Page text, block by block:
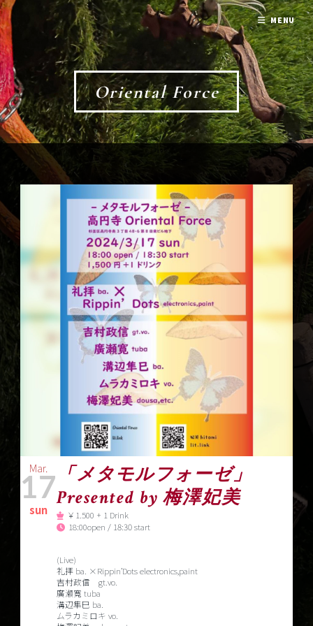
Oriental Force
Mar.
17
sun
「メタモルフォーゼ」
Presented by 梅澤妃美
￥1.500 + 1 Drink
18:00open / 18:30 start
(Live)
礼拝 ba. ×Rippin’Dots electronics,paint
吉村政信 gt.vo.
廣瀬寛 tuba
溝辺隼巳 ba.
ムラカミロキ vo.
MENU